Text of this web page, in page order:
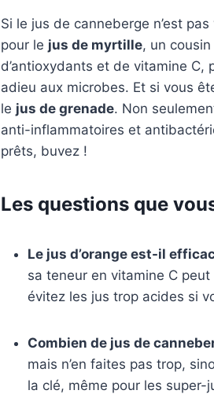
Si le jus de canneberge n’est
pour le jus de myrtille, un
d’antioxydants et de vitamine
adieu aux microbes. Et si vous
le jus de grenade. Non
anti-inflammatoires et
prêts, buvez !
Les questions que
Le jus d’orange est-il
sa teneur en vitamine C
évitez les jus trop acides si
Combien de jus de
mais n’en faites pas trop,
la clé, même pour les super-